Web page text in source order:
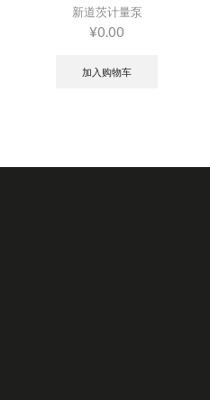
新道茨计量泵
¥0.00
加入购物车